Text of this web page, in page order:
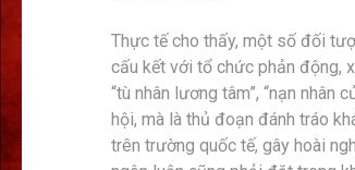
Thực tế cho thấy, một số đối
cấu kết với tổ chức phản động,
“tù nhân lương tâm”, “nạn nhân
hội, mà là thủ đoạn đánh tráo
trên trường quốc tế, gây hoài